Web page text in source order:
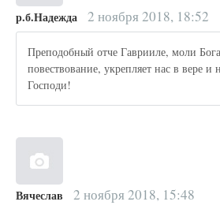
р.б.Надежда 2 ноября 2018, 18:52
Преподобный отче Гаврииле, моли
повествование, укрепляет нас в вере и
Господи!
Вячеслав 2 ноября 2018, 15:48